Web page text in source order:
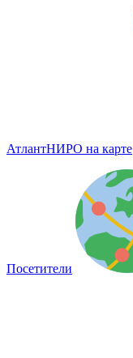
АтлантНИРО на карте
Посетители